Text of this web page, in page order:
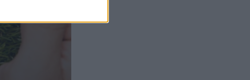
05.08.2026 - 12:11